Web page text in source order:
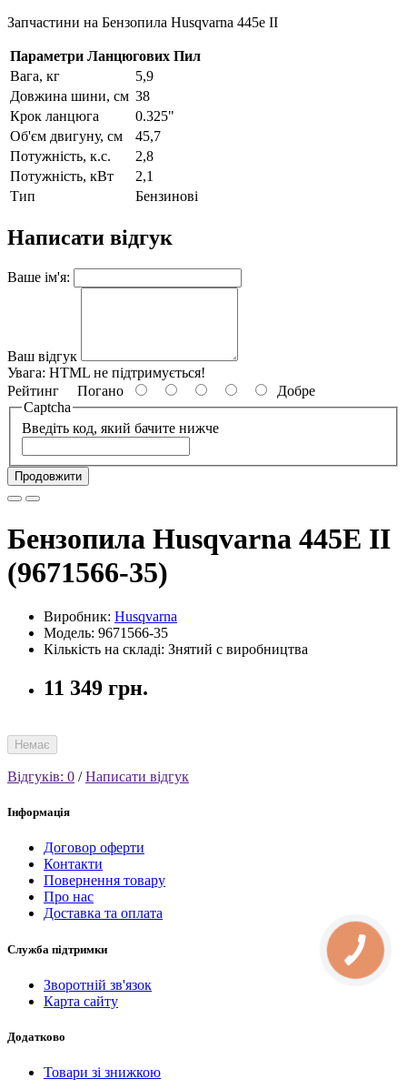
Запчастини на Бензопила Husqvarna 445e II
Параметри Ланцюгових Пил
Вага, кг
5,9
Довжина шини, см 38
Крок ланцюга
0.325"
Об'єм двигуну, см
45,7
Потужність, к.с.
2,8
Потужність, кВт
2,1
Тип
Бензинові
Написати відгук
Ваше ім'я:
Ваш відгук
Увага: HTML не підтримується!
Рейтинг Погано
Добре
Captcha
Введіть код, який бачите нижче
Продовжити
Бензопила Husqvarna 445E II
(9671566-35)
Виробник: Husqvarna
Модель: 9671566-35
Кількість на складі: Знятий с виробництва
11 349 грн.
Немає
Відгуків: 0 /Написати відгук
Інформація
Договор оферти
Контакти
Повернення товару
Про нас
Доставка та оплата
Служба підтримки
Зворотній зв'язок
Карта сайту
Додатково
Товари зі знижкою
КНОПКА
СВЯЗИ